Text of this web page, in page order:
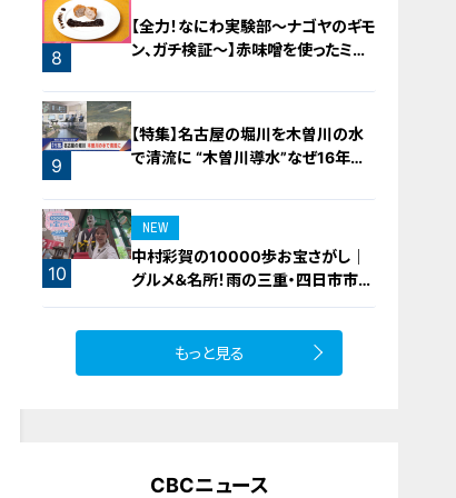
8
【全力！なにわ実験部～ナゴヤのギモ
ン、ガチ検証～】赤味噌を使ったミル
9
【特集】名古屋の堀川を木曽川の水
で清流に “木曽川導水”なぜ16年ぶ
10
NEW
中村彩賀の10000歩お宝さがし｜
グルメ＆名所！雨の三重・四日市市で
お宝探し【チャント！特集】
もっと見る
CBCニュース